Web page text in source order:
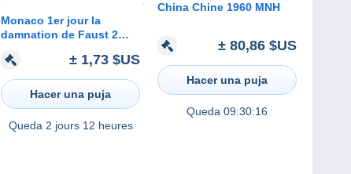
Monaco 1er jour la
damnation de Faust 2
enveloppe avec publicité
pharmaceutique
± 1,73 $US
Hacer una puja
Queda 2 jours 12 heures
China Chine 1960 MNH
± 80,86 $US
Hacer una puja
Queda 09:30:16